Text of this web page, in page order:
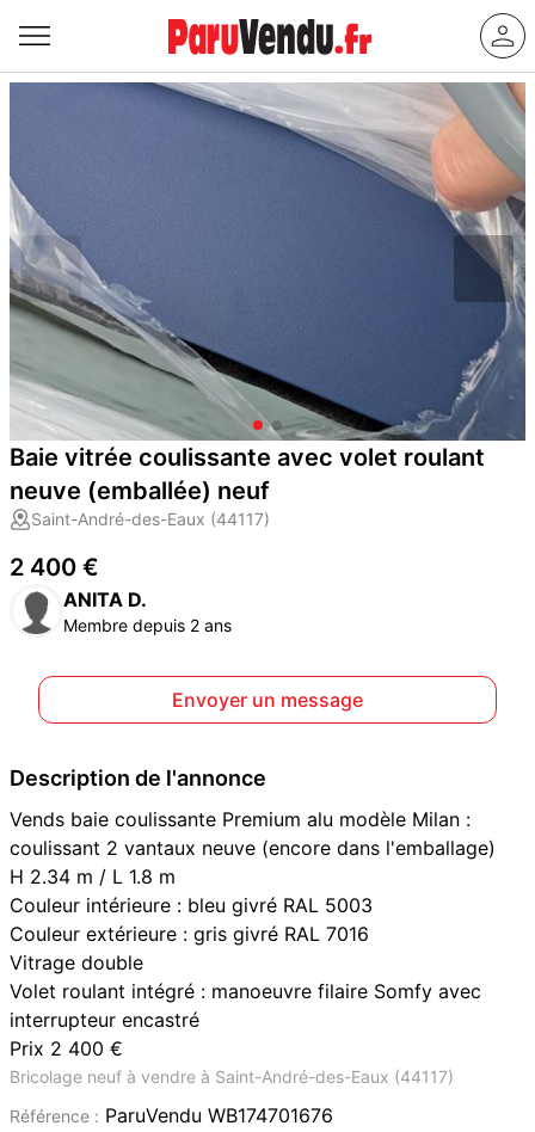
Baie vitrée coulissante avec volet roulant
neuve (emballée) neuf
Saint-André-des-Eaux (44117)
2 400 €
ANITA D.
Membre depuis 2 ans
Envoyer un message
Description de l'annonce
Vends baie coulissante Premium alu modèle Milan :
coulissant 2 vantaux neuve (encore dans l'emballage)
H 2.34 m / L 1.8 m
Couleur intérieure : bleu givré RAL 5003
Couleur extérieure : gris givré RAL 7016
Vitrage double
Volet roulant intégré : manoeuvre filaire Somfy avec
interrupteur encastré
Prix 2 400 €
Bricolage neuf à vendre à Saint-André-des-Eaux (44117)
Référence : ParuVendu WB174701676